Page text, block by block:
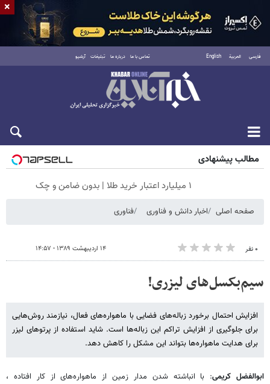
فارسی العربية English تماس با ما درباره ما تبلیغات آرشیو
جمعه ۱۶ مرداد ۱۴۰۵
مطالب پیشنهادی
۱ میلیارد اعتبار خرید طلا | بدون ضامن و چک
صفحه اصلی اخبار دانش و فناوری فناوری
۰ نفر ۱۴ اردیبهشت ۱۳۸۹ - ۱۴:۵۷
سیم‌بکسل‌های لیزری!
افزایش احتمال برخورد زباله‌های فضایی با ماهواره‌های فعال، نیازمند روش‌هایی
برای جلوگیری از افزایش تراکم این زباله‌ها است. شاید استفاده از پرتوهای لیزر
برای هدایت ماهواره‌ها بتواند این مشکل را کاهش دهد.
ابوالفضل کریمی: با انباشته‌ شدن مدار زمین از ماهواره‌های از کار افتاده ،
×